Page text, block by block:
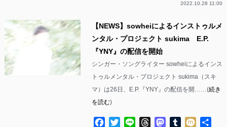
2022.10.28 11:00
【NEWS】sowheiによるインストゥルメ
ンタル・プロジェクト sukima E.P.
『YNY』の配信を開始
シンガー・ソングライター sowheiによるインス
トゥルメンタル・プロジェクト sukima（スキ
マ）は26日、E.P.『YNY』の配信を開……(続き
を読む)
Facebook
TwitterLine ThreadsMastodon
Tumblr
Mixi